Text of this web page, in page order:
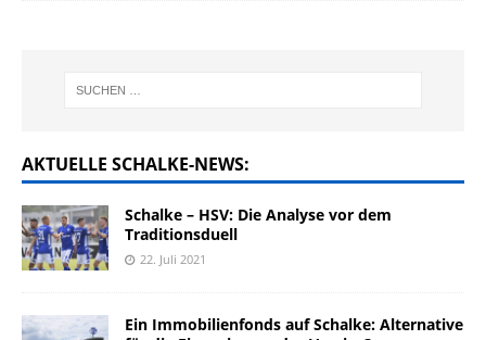
AKTUELLE SCHALKE-NEWS:
Schalke – HSV: Die Analyse vor dem
Traditionsduell
22. Juli 2021
Ein Immobilienfonds auf Schalke: Alternative